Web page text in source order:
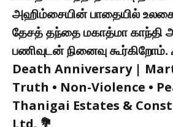
அஹிம்சையின் பாதையில்
தேசத் தந்தை மகாத்மா
பணிவுடன் நினைவு
Death Anniversary |
Truth • Non-Violence •
Thanigai Estates &
Ltd. 💐